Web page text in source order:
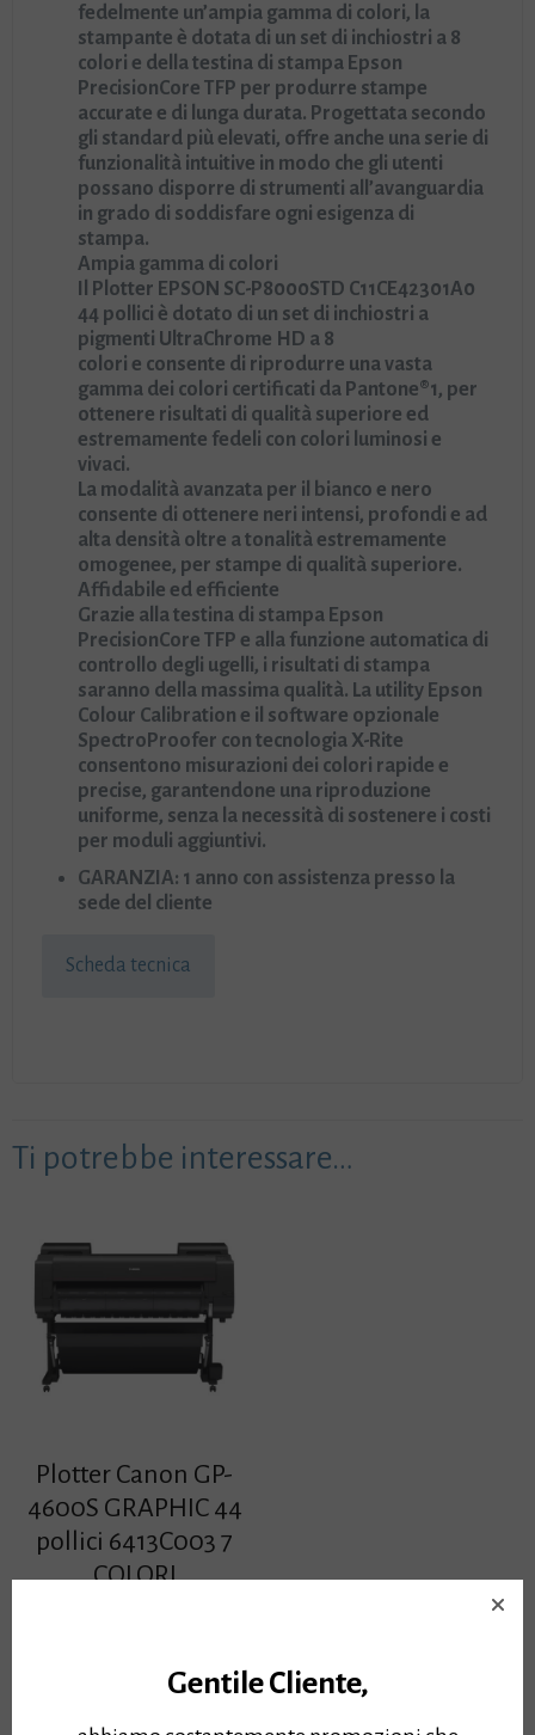
fedelmente un’ampia gamma di colori, la
stampante è dotata di un set di inchiostri a 8
colori e della testina di stampa Epson
PrecisionCore TFP per produrre stampe
accurate e di lunga durata. Progettata secondo
gli standard più elevati, offre anche una serie di
funzionalità intuitive in modo che gli utenti
possano disporre di strumenti all’avanguardia
in grado di soddisfare ogni esigenza di
stampa.
Ampia gamma di colori
Il Plotter EPSON SC-P8000STD C11CE42301A0
44 pollici è dotato di un set di inchiostri a
pigmenti UltraChrome HD a 8
colori e consente di riprodurre una vasta
gamma dei colori certificati da Pantone®1, per
ottenere risultati di qualità superiore ed
estremamente fedeli con colori luminosi e
vivaci.
La modalità avanzata per il bianco e nero
consente di ottenere neri intensi, profondi e ad
alta densità oltre a tonalità estremamente
omogenee, per stampe di qualità superiore.
Affidabile ed efficiente
Grazie alla testina di stampa Epson
PrecisionCore TFP e alla funzione automatica di
controllo degli ugelli, i risultati di stampa
saranno della massima qualità. La utility Epson
Colour Calibration e il software opzionale
SpectroProofer con tecnologia X-Rite
consentono misurazioni dei colori rapide e
precise, garantendone una riproduzione
uniforme, senza la necessità di sostenere i costi
per moduli aggiuntivi.
GARANZIA: 1 anno con assistenza presso la
sede del cliente
Scheda tecnica
Ti potrebbe interessare…
Plotter Canon GP-
4600S GRAPHIC 44
pollici 6413C003 7
COLORI
riservata-Gentile Cliente,